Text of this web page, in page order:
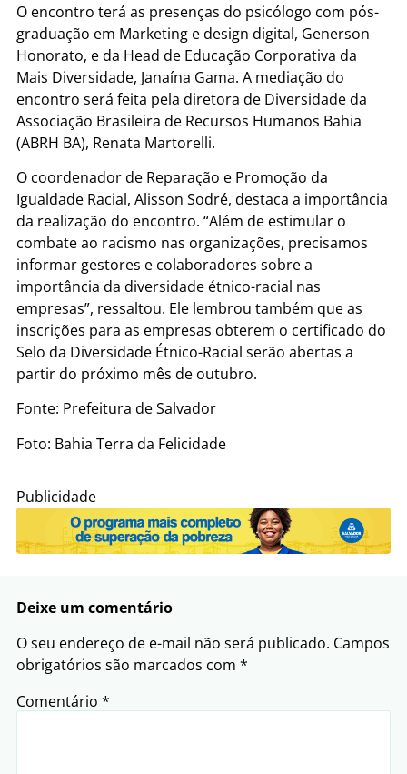
O encontro terá as presenças do psicólogo com pós-
graduação em Marketing e design digital, Generson
Honorato, e da Head de Educação Corporativa da
Mais Diversidade, Janaína Gama. A mediação do
encontro será feita pela diretora de Diversidade da
Associação Brasileira de Recursos Humanos Bahia
(ABRH BA), Renata Martorelli.
O coordenador de Reparação e Promoção da
Igualdade Racial, Alisson Sodré, destaca a importância
da realização do encontro. “Além de estimular o
combate ao racismo nas organizações, precisamos
informar gestores e colaboradores sobre a
importância da diversidade étnico-racial nas
empresas”, ressaltou. Ele lembrou também que as
inscrições para as empresas obterem o certificado do
Selo da Diversidade Étnico-Racial serão abertas a
partir do próximo mês de outubro.
Fonte: Prefeitura de Salvador
Foto: Bahia Terra da Felicidade
Publicidade
Deixe um comentário
O seu endereço de e-mail não será publicado. Campos
obrigatórios são marcados com *
Comentário *